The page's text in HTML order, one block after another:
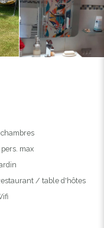
chambres
pers. max
/ table d'hôtes